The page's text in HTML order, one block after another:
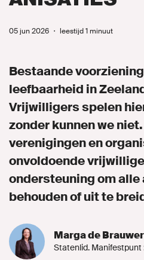
05 jun 2026 ・ leestijd 1 minuut
Bestaande
leefbaarheid in
Vrijwilligers spelen
zonder kunnen we
verenigingen en
onvoldoende
ondersteuning om
behouden of uit te
Marga de Brauwer
Statenlid. Manifestpunt
MIJN GROENLINKS